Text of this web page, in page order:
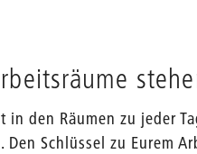
in den Räumen zu jeder
Den Schlüssel zu Eurem